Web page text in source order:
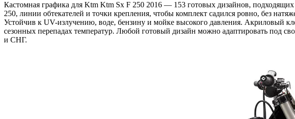
Кастомная графика для Ktm Ktm Sx F 250 2016 — 153 готовых дизайнов,
250, линии обтекателей и точки крепления, чтобы комплект садился ровно, без
Устойчив к UV-излучению, воде, бензину и мойке высокого давления. Акриловый
сезонных перепадах температур. Любой готовый дизайн можно адаптировать под
и СНГ.